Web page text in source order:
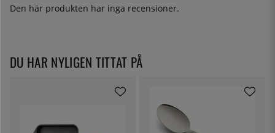
Den här produkten har inga recensioner.
DU HAR NYLIGEN TITTAT PÅ